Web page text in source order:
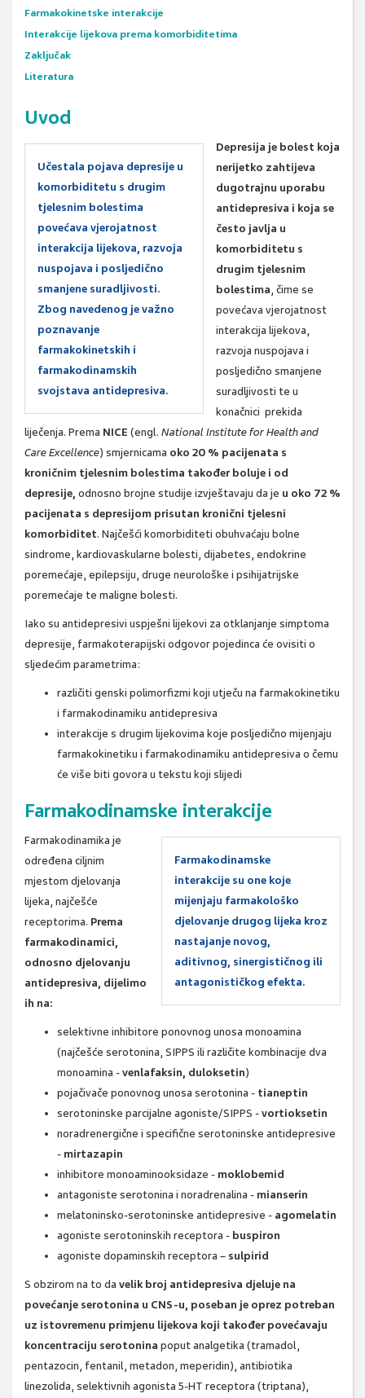
Farmakokinetske interakcije
Interakcije lijekova prema komorbiditetima
Zaključak
Literatura
Uvod
Učestala pojava depresije u
komorbiditetu s drugim
tjelesnim bolestima
povećava vjerojatnost
interakcija lijekova, razvoja
nuspojava i posljedično
smanjene suradljivosti.
Zbog navedenog je važno
poznavanje
farmakokinetskih i
farmakodinamskih
svojstava antidepresiva.
Depresija je bolest koja
nerijetko zahtijeva
dugotrajnu uporabu
antidepresiva i koja se
često javlja u
komorbiditetu s
drugim tjelesnim
bolestima, čime se
povećava vjerojatnost
interakcija lijekova,
razvoja nuspojava i
posljedično smanjene
suradljivosti te u
konačnici prekida
liječenja. Prema NICE (engl. National Institute for Health and
Care Excellence) smjernicama oko 20 % pacijenata s
kroničnim tjelesnim bolestima također boluje i od
depresije, odnosno brojne studije izvještavaju da je u oko 72 %
pacijenata s depresijom prisutan kronični tjelesni
komorbiditet. Najčešći komorbiditeti obuhvaćaju bolne
sindrome, kardiovaskularne bolesti, dijabetes, endokrine
poremećaje, epilepsiju, druge neurološke i psihijatrijske
poremećaje te maligne bolesti.
Iako su antidepresivi uspješni lijekovi za otklanjanje simptoma
depresije, farmakoterapijski odgovor pojedinca će ovisiti o
sljedećim parametrima:
različiti genski polimorfizmi koji utječu na farmakokinetiku
i farmakodinamiku antidepresiva
interakcije s drugim lijekovima koje posljedično mijenjaju
farmakokinetiku i farmakodinamiku antidepresiva o čemu
će više biti govora u tekstu koji slijedi
Farmakodinamske interakcije
Farmakodinamske
interakcije su one koje
mijenjaju farmakološko
djelovanje drugog lijeka kroz
nastajanje novog,
aditivnog, sinergističnog ili
antagonističkog efekta.
Farmakodinamika je
određena ciljnim
mjestom djelovanja
lijeka, najčešće
receptorima. Prema
farmakodinamici,
odnosno djelovanju
antidepresiva, dijelimo
ih na:
selektivne inhibitore ponovnog unosa monoamina
(najčešće serotonina, SIPPS ili različite kombinacije dva
monoamina -venlafaksin, duloksetin)
pojačivače ponovnog unosa serotonina - tianeptin
serotoninske parcijalne agoniste/SIPPS -vortioksetin
noradrenergične i specifične serotoninske antidepresive
- mirtazapin
inhibitore monoaminooksidaze - moklobemid
antagoniste serotonina i noradrenalina - mianserin
melatoninsko-serotoninske antidepresive - agomelatin
agoniste serotoninskih receptora - buspiron
agoniste dopaminskih receptora – sulpirid
S obzirom na to da velik broj antidepresiva djeluje na
povećanje serotonina u CNS-u, poseban je oprez potreban
uz istovremenu primjenu lijekova koji također povećavaju
koncentraciju serotonina poput analgetika (tramadol,
pentazocin, fentanil, metadon, meperidin), antibiotika
linezolida, selektivnih agonista 5-HT receptora (triptana),